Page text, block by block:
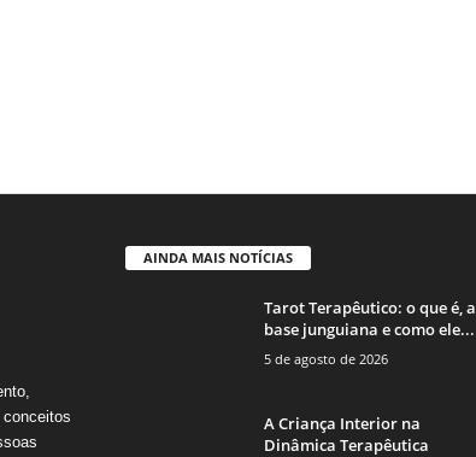
AINDA MAIS NOTÍCIAS
Tarot Terapêutico: o que é, a
base junguiana e como ele...
5 de agosto de 2026
A Criança Interior na
Dinâmica Terapêutica